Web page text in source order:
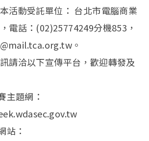
活動受託單位： 台北市電腦商業
電話：(02)25774249分機853，
。
請洽以下宣傳平台，歡迎轉發及
題網：
：